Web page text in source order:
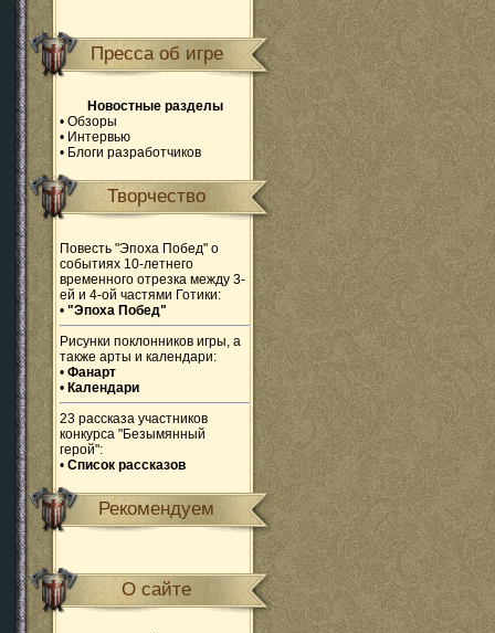
Пресса об игре
Новостные разделы
• Обзоры
• Интервью
• Блоги разработчиков
Творчество
Повесть "Эпоха Побед" о
событиях 10-летнего
временного отрезка между 3-
ей и 4-ой частями Готики:
• "Эпоха Побед"
Рисунки поклонников игры, а
также арты и календари:
• Фанарт
• Календари
23 рассказа участников
конкурса "Безымянный
герой":
• Список рассказов
Рекомендуем
О сайте